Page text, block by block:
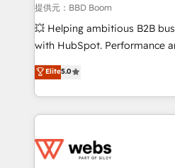
End Revenue Acceleration •
pipeline growth programs •
and CRM optimization •
Execution • 750+ onboardings
implementations • Deep
提供元：BBD Boom
💥 Helping ambitious B2B
with HubSpot. Performance
BBD Boom is the HubSpot
to HubSpot Better. We work
solve all your HubSpot
adoption, sales process and
the first time 🔧 Designing
Elite5.0